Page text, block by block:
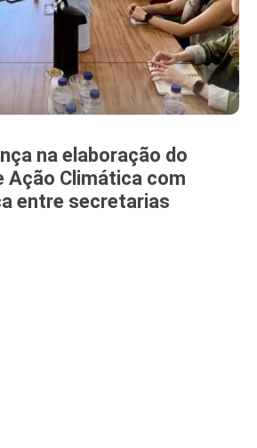
na elaboração do
Ação Climática com
entre secretarias